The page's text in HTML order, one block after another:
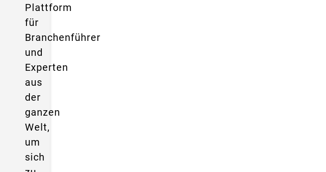
Plattform
für
Branchenführer
und
Experten
aus
der
ganzen
Welt,
um
sich